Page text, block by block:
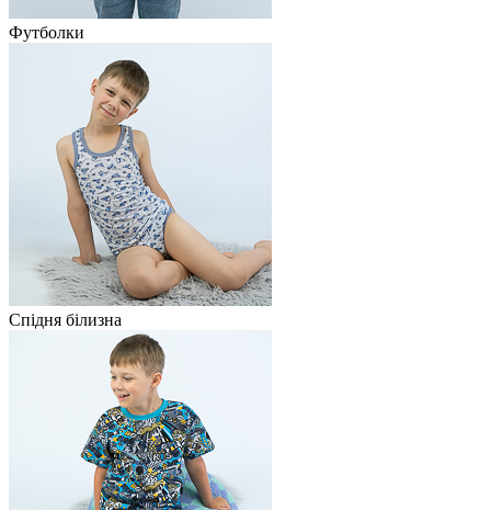
Футболки
Спідня білизна